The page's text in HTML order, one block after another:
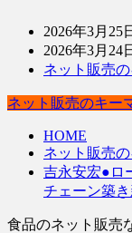
2026年3月25
2026年3月24
ネット販売
ネット販売のキー
HOME
ネット販売
吉永安宏●ロ
チェーン築
食品のネット販売